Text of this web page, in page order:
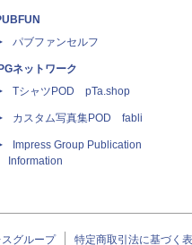
パブファンセルフ
IPGネットワーク
TシャツPOD pTa.shop
カスタム写真集POD fabli
Impress Group Publication
Information
グループ 特定商取引法に基づく